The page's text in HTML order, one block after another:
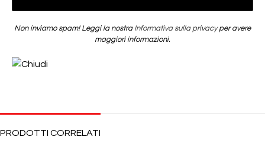
Non inviamo spam! Leggi la nostra Informativa sulla privacyper avere
maggiori informazioni.
PRODOTTI CORRELATI